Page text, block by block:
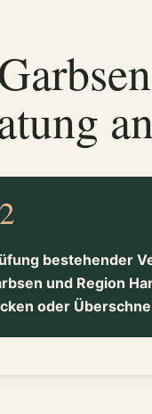
bestehender
und Region
oder